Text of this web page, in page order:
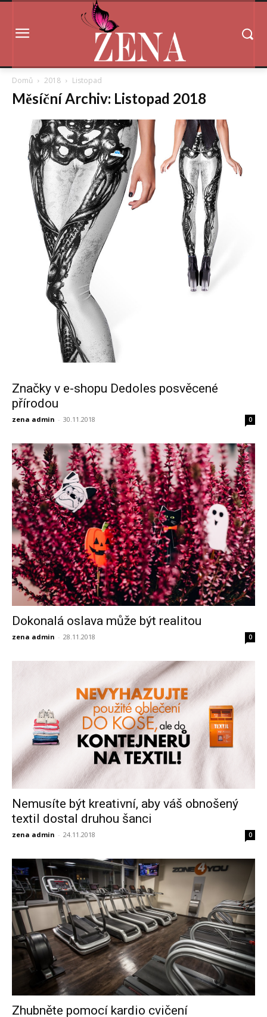
Domů 2018 Listopad
Měsíční Archiv: Listopad 2018
Značky v e-shopu Dedoles posvěcené
přírodou
zena admin - 30.11.2018 0
Dokonalá oslava může být realitou
zena admin - 28.11.2018 0
Nemusíte být kreativní, aby váš obnošený
textil dostal druhou šanci
zena admin - 24.11.2018 0
Zhubněte pomocí kardio cvičení